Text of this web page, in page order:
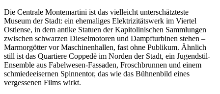
Die Centrale Montemartini ist das vielleicht unterschätzteste
Museum der Stadt: ein ehemaliges Elektrizitätswerk im Viertel
Ostiense, in dem antike Statuen der Kapitolinischen Sammlungen
zwischen schwarzen Dieselmotoren und Dampfturbinen stehen –
Marmorgötter vor Maschinenhallen, fast ohne Publikum. Ähnlich
still ist das Quartiere Coppedè im Norden der Stadt, ein Jugendstil-
Ensemble aus Fabelwesen-Fassaden, Froschbrunnen und einem
schmiedeeisernen Spinnentor, das wie das Bühnenbild eines
vergessenen Films wirkt.